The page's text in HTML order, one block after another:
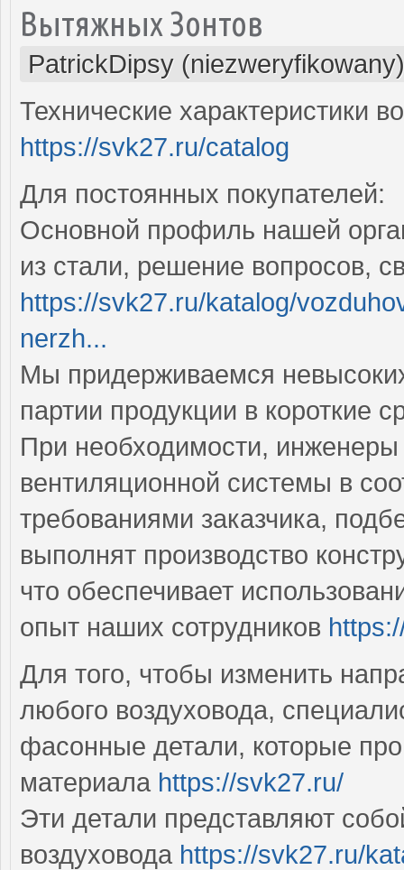
Вытяжных Зонтов
PatrickDipsy (niezweryfikowany)
Технические характеристики
https://svk27.ru/catalog
Для постоянных покупателей:
Основной профиль нашей
из стали, решение вопросов,
https://svk27.ru/katalog/
nerzh...
Мы придерживаемся
партии продукции в короткие
При необходимости,
вентиляционной системы в
требованиями заказчика,
выполнят производство
что обеспечивает
опыт наших сотрудников
Для того, чтобы изменить
любого воздуховода,
фасонные детали, которые
материала https://svk27.ru/
Эти детали представляют
воздуховода https://svk27.ru/